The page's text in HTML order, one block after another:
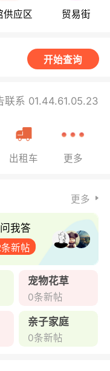
供应区 贸易街
开始查询
联系 01.44.61.05.23
出租车 更多
更多
我答
新帖
宠物花草
0条新帖
亲子家庭
0条新帖